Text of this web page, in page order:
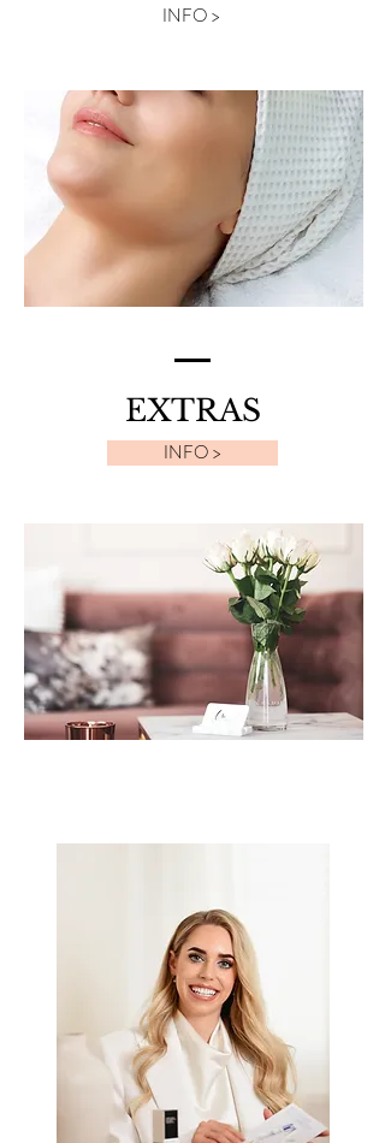
INFO >
EXTRAS
INFO >